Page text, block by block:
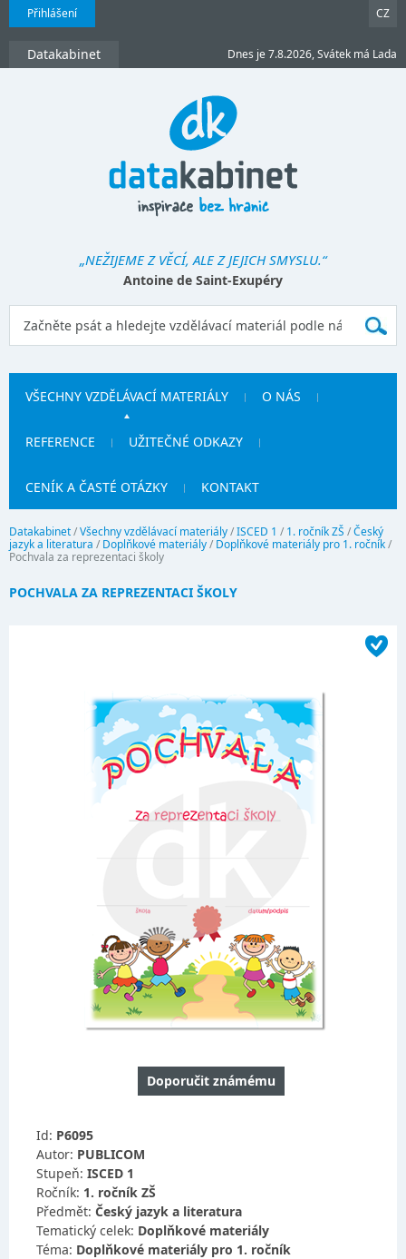
Přihlášení CZ
Datakabinet Dnes je 7.8.2026, Svátek má Lada
„NEŽIJEME Z VĚCÍ, ALE Z JEJICH SMYSLU.“
Antoine de Saint-Exupéry
VŠECHNY VZDĚLÁVACÍ MATERIÁLY O NÁS
REFERENCE UŽITEČNÉ ODKAZY
CENÍK A ČASTÉ OTÁZKY KONTAKT
Datakabinet/Všechny vzdělávací materiály/ISCED 1 / 1. ročník ZŠ /Český
jazyk a literatura / Doplňkové materiály/ Doplňkové materiály pro 1. ročník/
Pochvala za reprezentaci školy
POCHVALA ZA REPREZENTACI ŠKOLY
Doporučit známému
Id: P6095
Autor: PUBLICOM
Stupeň: ISCED 1
Ročník: 1. ročník ZŠ
Předmět: Český jazyk a literatura
Tematický celek: Doplňkové materiály
Téma: Doplňkové materiály pro 1. ročník